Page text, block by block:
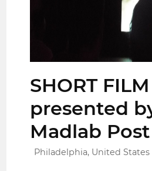
SHORT
presented
Madlab Post
Philadelphia, United States